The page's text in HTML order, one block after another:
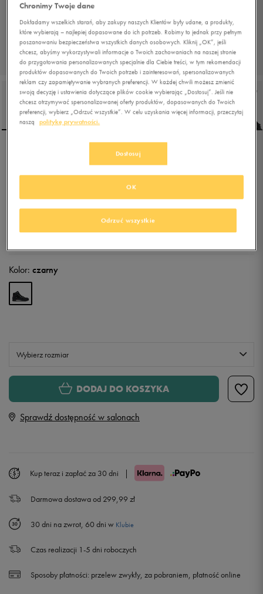
1/6
SNOWPITCH
449,99złz Vat
+ 2250 PKT WKLUBIE 50 STYLE
Kolor: czarny
Wybierz rozmiar
Rozmiary EU
41 1/3 26 cm
42 2/3 27 cm Powiadom o dostępności
43 1/3 27,5 cm
44 28 cm
DODAJ DO KOSZYKA
Sprawdź dostępność w salonach
Kup teraz i zapłać za 30 dni |
Darmowa dostawa od 299,99 zł
30 dni na zwrot, 60 dni w Klubie
Czas realizacji 1-5 dni roboczych
Sposoby płatności: przelew zwykły, za pobraniem, płatność online
Chronimy Twoje dane
Dokładamy wszelkich starań, aby zakupy naszych Klientów były udane, a produkty,
które wybierają – najlepiej dopasowane do ich potrzeb. Robimy to jednak przy pełnym
poszanowaniu bezpieczeństwa wszystkich danych osobowych. Kliknij „OK”, jeśli
chcesz, abyśmy wykorzystywali informacje o Twoich zachowaniach na naszej stronie
do przygotowania personalizowanych specjalnie dla Ciebie treści, w tym rekomendacji
produktów dopasowanych do Twoich potrzeb i zainteresowań, spersonalizowanych
reklam czy zapamiętywanie wybranych preferencji. W każdej chwili możesz zmienić
swoją decyzję i ustawienia dotyczące plików cookie wybierając „Dostosuj”. Jeśli nie
chcesz otrzymywać spersonalizowanej oferty produktów, dopasowanych do Twoich
preferencji, wybierz „Odrzuć wszystkie”. W celu uzyskania więcej informacji, przeczytaj
naszą
politykę prywatności.
Dostosuj
Odrzuć wszystkie
OK